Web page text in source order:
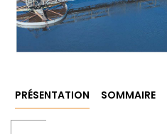
PRÉSENTATION SOMMAIRE